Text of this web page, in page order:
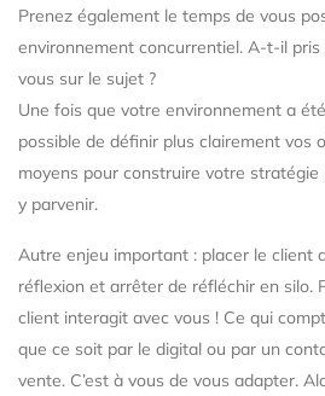
Prenez également le temps de vous
environnement concurrentiel. A-t-il pris
vous sur le sujet ?
Une fois que votre environnement a
possible de définir plus clairement vos
moyens pour construire votre
y parvenir.
Autre enjeu important : placer le client
réflexion et arrêter de réfléchir en silo.
client interagit avec vous ! Ce qui
que ce soit par le digital ou par un
vente. C’est à vous de vous adapter.